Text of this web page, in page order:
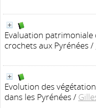
Evaluation patrimoniale
crochets aux Pyrénées /
Evolution des
dans les Pyrénées /